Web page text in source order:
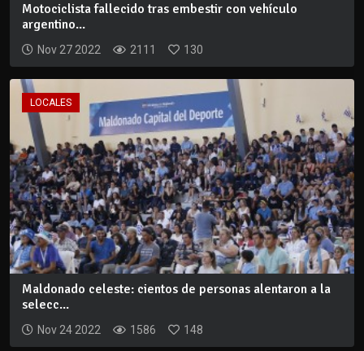
Motociclista fallecido tras embestir con vehículo
argentino...
Nov 27 2022 2111 130
LOCALES
Maldonado celeste: cientos de personas alentaron a la
selecc...
Nov 24 2022 1586 148